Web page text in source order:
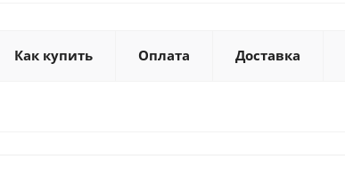
Как купить Оплата Доставка